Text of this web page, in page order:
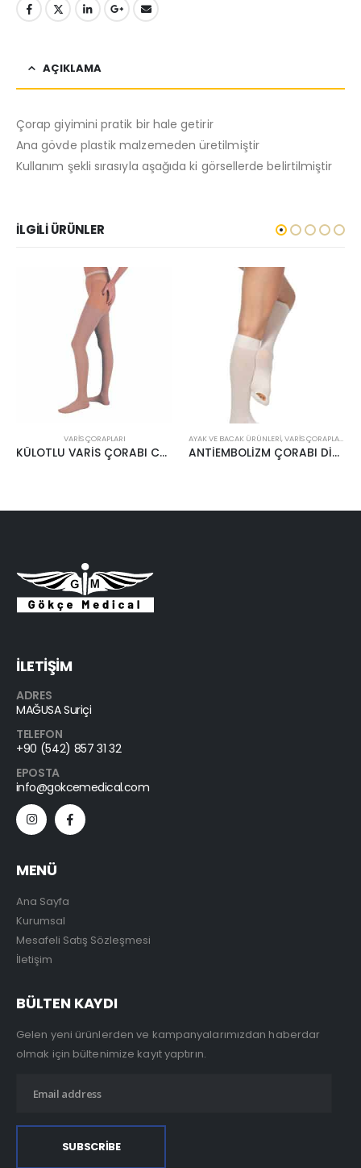
AÇIKLAMA
Çorap giyimini pratik bir hale getirir
Ana gövde plastik malzemeden üretilmiştir
Kullanım şekli sırasıyla aşağıda ki görsellerde belirtilmiştir
İLGILI ÜRÜNLER
VARIS ÇORAPLARI
KÜLOTLU VARİS ÇORABI CCL2 22-34MMHG KREM
AYAK VE BACAK ÜRÜNLERI,VARIS ÇORAPLARI
ANTİEMBOLİZM ÇORABI DİZ ALTI
İLETİŞİM
ADRES
MAĞUSA Suriçi
TELEFON
+90 (542) 857 31 32
EPOSTA
info@gokcemedical.com
MENÜ
Ana Sayfa
Kurumsal
Mesafeli Satış Sözleşmesi
İletişim
BÜLTEN KAYDI
Gelen yeni ürünlerden ve kampanyalarımızdan haberdar
olmak için bültenimize kayıt yaptırın.